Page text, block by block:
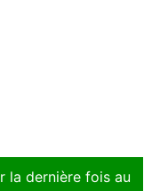
la dernière fois au